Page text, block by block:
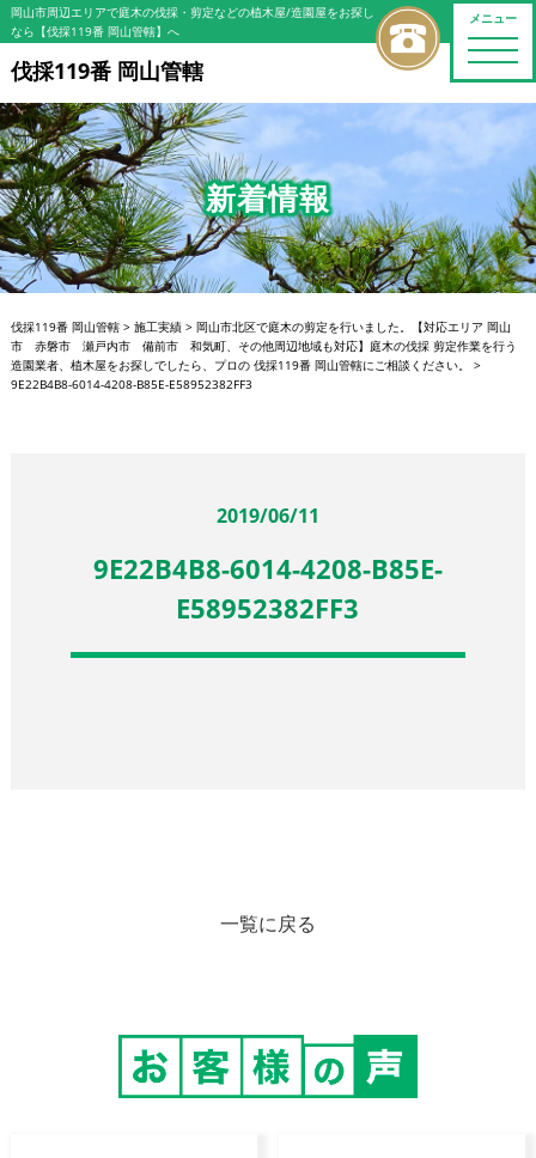
メニュー
toggle
岡山市周辺エリアで庭木の伐採・剪定などの植木屋/造園屋をお探し
なら【伐採119番 岡山管轄】へ
伐採119番 岡山管轄
新着情報
伐採119番 岡山管轄> 施工実績> 岡山市北区で庭木の剪定を行いました。【対応エリア 岡山
市 赤磐市 瀬戸内市 備前市 和気町、その他周辺地域も対応】庭木の伐採 剪定作業を行う
造園業者、植木屋をお探しでしたら、プロの 伐採119番 岡山管轄にご相談ください。
>
9E22B4B8-6014-4208-B85E-E58952382FF3
2019/06/11
9E22B4B8-6014-4208-B85E-
E58952382FF3
一覧に戻る